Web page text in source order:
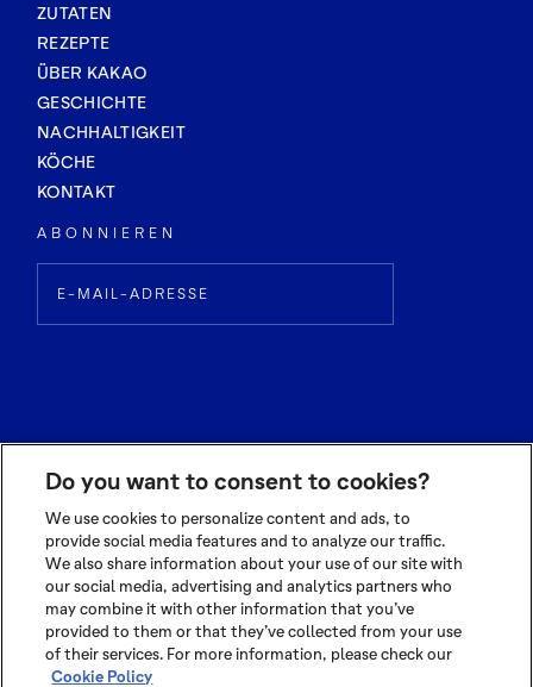
ZUTATEN
REZEPTE
ÜBER KAKAO
GESCHICHTE
NACHHALTIGKEIT
KÖCHE
KONTAKT
ABONNIEREN
© 2026 OLAM INTERNATIONAL LIMITED
ALL RIGHTS RESERVED CO. REG NO. 199504676H
TERMS OF USE|PRIVACY POLICY|COOKIE POLICY
Do you want to consent to cookies?
We use cookies to personalize content and ads, to
provide social media features and to analyze our traffic.
We also share information about your use of our site with
our social media, advertising and analytics partners who
may combine it with other information that you’ve
provided to them or that they’ve collected from your use
of their services. For more information, please check our
Cookie Policy